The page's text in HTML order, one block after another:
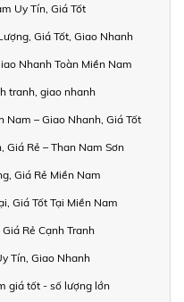
Uy Tín, Giá Tốt
Giá Tốt, Giao Nhanh
Nhanh Toàn Miền Nam
tranh, giao nhanh
Nam – Giao Nhanh, Giá Tốt
Giá Rẻ – Than Nam Sơn
Giá Rẻ Miền Nam
Giá Tốt Tại Miền Nam
Rẻ Cạnh Tranh
Tín, Giao Nhanh
giá tốt - số lượng lớn